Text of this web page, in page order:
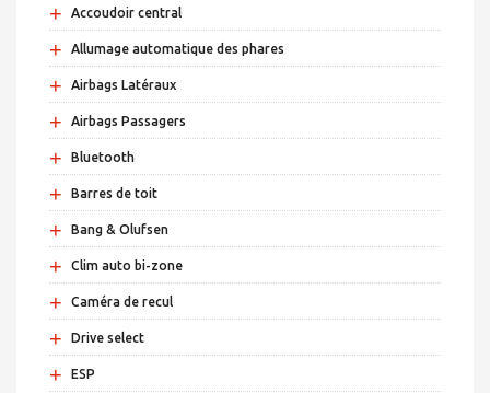
+ Accoudoir central
+ Allumage automatique des phares
+ Airbags Latéraux
+ Airbags Passagers
+ Bluetooth
+ Barres de toit
+ Bang & Olufsen
+ Clim auto bi-zone
+ Caméra de recul
+ Drive select
+ ESP